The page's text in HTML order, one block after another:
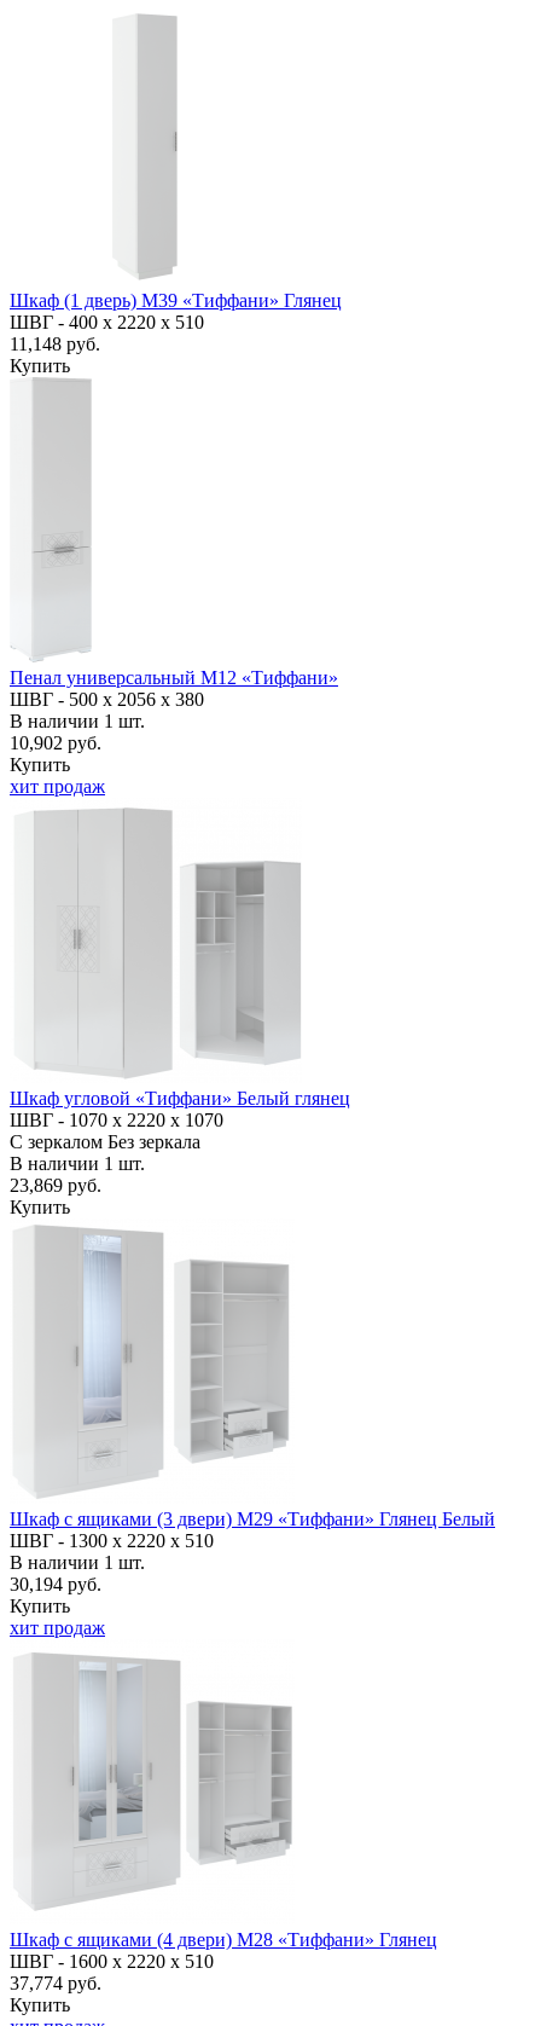
Шкаф (1 дверь) М39 «Тиффани» Глянец
ШВГ - 400 х 2220 х 510
11,148 руб.
Купить
Пенал универсальный М12 «Тиффани»
ШВГ - 500 х 2056 х 380
В наличии 1 шт.
10,902 руб.
Купить
хит продаж
Шкаф угловой «Тиффани» Белый глянец
ШВГ - 1070 х 2220 х 1070
С зеркалом Без зеркала
В наличии 1 шт.
23,869 руб.
Купить
Шкаф с ящиками (3 двери) М29 «Тиффани» Глянец Белый
ШВГ - 1300 х 2220 х 510
В наличии 1 шт.
30,194 руб.
Купить
хит продаж
Шкаф с ящиками (4 двери) М28 «Тиффани» Глянец
ШВГ - 1600 х 2220 х 510
37,774 руб.
Купить